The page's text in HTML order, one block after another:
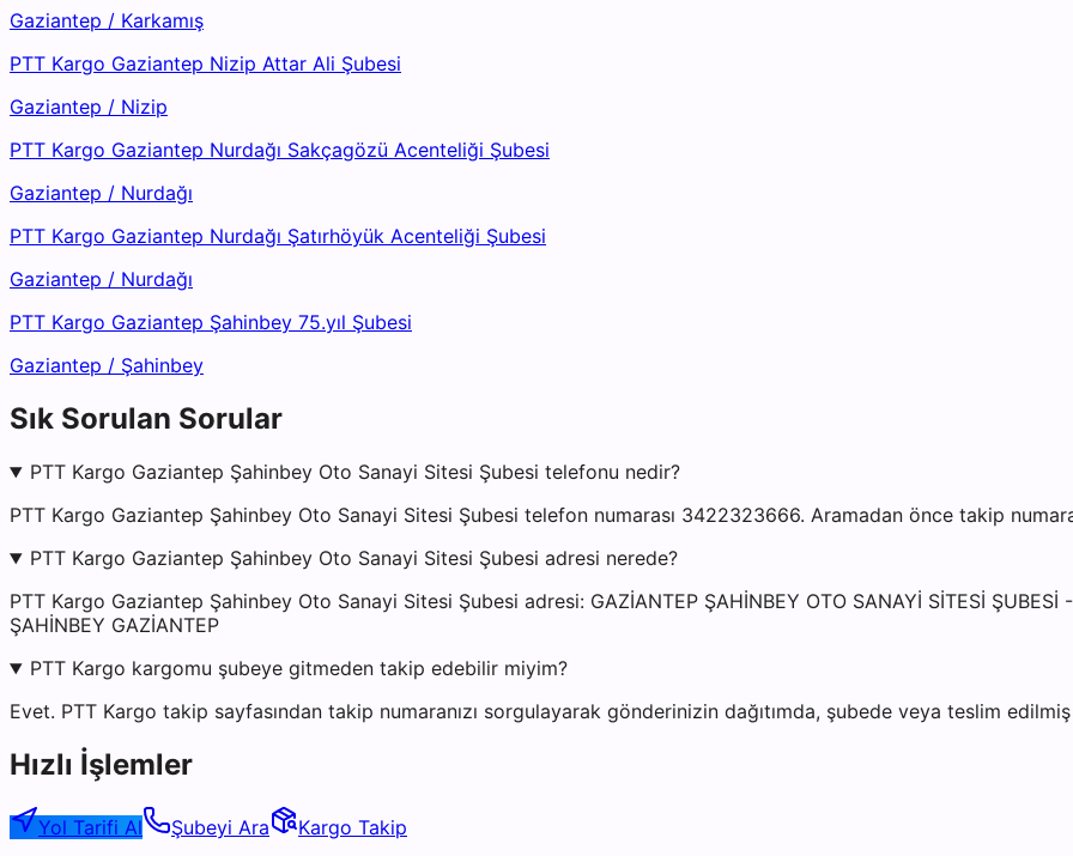
Gaziantep / Karkamış
PTT Kargo Gaziantep Nizip Attar Ali Şubesi
Gaziantep / Nizip
PTT Kargo Gaziantep Nurdağı Sakçagözü Acenteliği Şubesi
Gaziantep / Nurdağı
PTT Kargo Gaziantep Nurdağı Şatırhöyük Acenteliği Şubesi
Gaziantep / Nurdağı
PTT Kargo Gaziantep Şahinbey 75.yıl Şubesi
Gaziantep / Şahinbey
Sık Sorulan Sorular
PTT Kargo Gaziantep Şahinbey Oto Sanayi Sitesi Şubesi telefonu nedir?
PTT Kargo Gaziantep Şahinbey Oto Sanayi Sitesi Şubesi telefon numarası 3422323666. Aramadan önce takip
PTT Kargo Gaziantep Şahinbey Oto Sanayi Sitesi Şubesi adresi nerede?
PTT Kargo Gaziantep Şahinbey Oto Sanayi Sitesi Şubesi adresi: GAZİANTEP ŞAHİNBEY OTO SANAYİ SİTESİ
ŞAHİNBEY GAZİANTEP
PTT Kargo kargomu şubeye gitmeden takip edebilir miyim?
Evet. PTT Kargo takip sayfasından takip numaranızı sorgulayarak gönderinizin dağıtımda, şubede veya teslim
Hızlı İşlemler
Yol Tarifi Al Şubeyi Ara
Kargo Takip